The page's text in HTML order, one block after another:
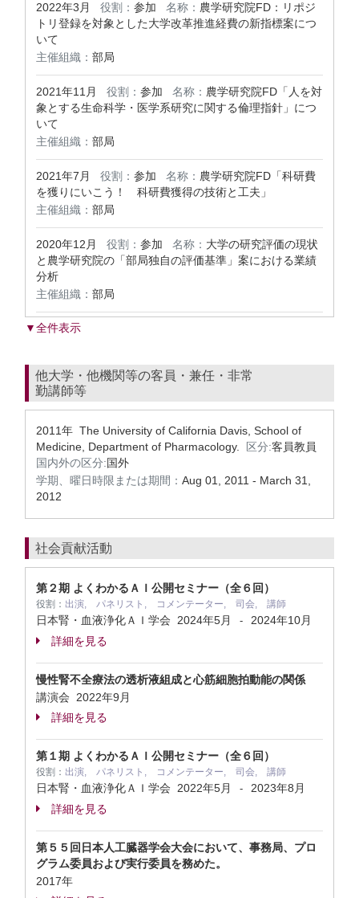
2022年3月 役割： 参加 名称： 農学研究院FD：リポジ
トリ登録を対象とした大学改革推進経費の新指標案につ
いて
主催組織： 部局
2021年11月 役割： 参加 名称： 農学研究院FD「人を対
象とする生命科学・医学系研究に関する倫理指針」につ
いて
主催組織： 部局
2021年7月 役割： 参加 名称： 農学研究院FD「科研費
を獲りにいこう！ 科研費獲得の技術と工夫」
主催組織： 部局
2020年12月 役割： 参加 名称： 大学の研究評価の現状
と農学研究院の「部局独自の評価基準」案における業績
分析
主催組織： 部局
▼全件表示
他大学・他機関等の客員・兼任・非常
勤講師等
2011年 The University of California Davis, School of
Medicine, Department of Pharmacology.
区分:客員教員
国内外の区分:国外
学期、曜日時限または期間： Aug 01, 2011 - March 31,
2012
社会貢献活動
第２期 よくわかるＡＩ公開セミナー（全６回）
役割： 出演, パネリスト, コメンテーター, 司会, 講師
日本腎・血液浄化ＡＩ学会 2024年5月 -
2024年10月
詳細を見る
慢性腎不全療法の透析液組成と心筋細胞拍動能の関係
講演会 2022年9月
詳細を見る
第１期 よくわかるＡＩ公開セミナー（全６回）
役割： 出演, パネリスト, コメンテーター, 司会, 講師
日本腎・血液浄化ＡＩ学会 2022年5月 -
2023年8月
詳細を見る
第５５回日本人工臓器学会大会において、事務局、プロ
グラム委員および実行委員を務めた。
2017年